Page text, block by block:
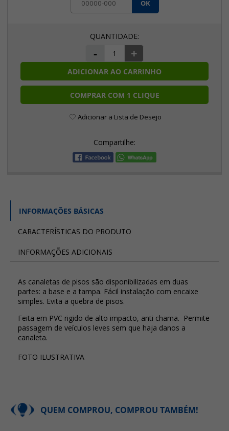
OK
- +
ADICIONAR AO CARRINHO
COMPRAR COM 1 CLIQUE
Adicionar a Lista de Desejo
Compartilhe:
INFORMAÇÕES BÁSICAS
CARACTERÍSTICAS DO PRODUTO
INFORMAÇÕES ADICIONAIS
As canaletas de pisos são disponibilizadas em duas
partes: a base e a tampa. Fácil instalação com encaixe
simples. Evita a quebra de pisos.
Feita em PVC rigido de alto impacto, anti chama. Permite
passagem de veículos leves sem que haja danos a
canaleta.
FOTO ILUSTRATIVA
QUEM COMPROU, COMPROU TAMBÉM!